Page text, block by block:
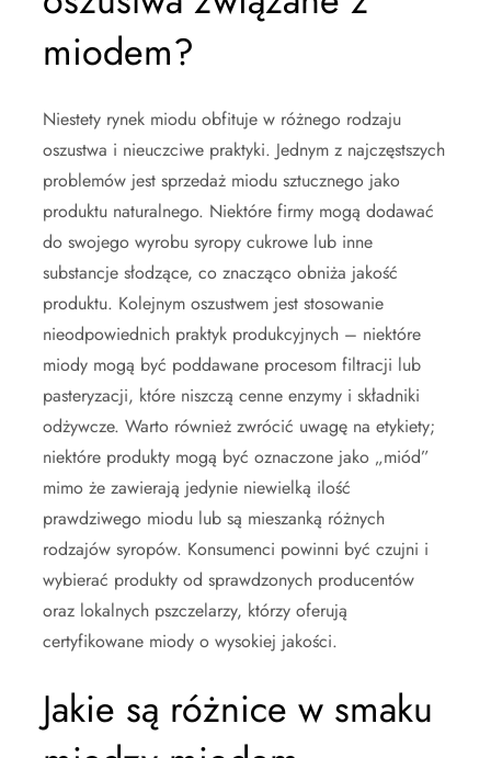
miodem?
Niestety rynek miodu obfituje w różnego rodzaju
oszustwa i nieuczciwe praktyki. Jednym z najczęstszych
problemów jest sprzedaż miodu sztucznego jako
produktu naturalnego. Niektóre firmy mogą dodawać
do swojego wyrobu syropy cukrowe lub inne
substancje słodzące, co znacząco obniża jakość
produktu. Kolejnym oszustwem jest stosowanie
nieodpowiednich praktyk produkcyjnych – niektóre
miody mogą być poddawane procesom filtracji lub
pasteryzacji, które niszczą cenne enzymy i składniki
odżywcze. Warto również zwrócić uwagę na etykiety;
niektóre produkty mogą być oznaczone jako „miód”
mimo że zawierają jedynie niewielką ilość
prawdziwego miodu lub są mieszanką różnych
rodzajów syropów. Konsumenci powinni być czujni i
wybierać produkty od sprawdzonych producentów
oraz lokalnych pszczelarzy, którzy oferują
certyfikowane miody o wysokiej jakości.
Jakie są różnice w smaku